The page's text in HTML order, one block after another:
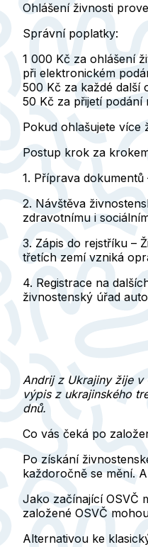
Ohlášení živnosti
Správní poplatky:
1 000 Kč za ohlášení
při elektronickém
500 Kč za každé další
50 Kč za přijetí
Pokud ohlašujete více
Postup krok za
1. Příprava dokumentů
2. Návštěva
zdravotnímu i
3. Zápis do rejstříku –
třetích zemí vzniká
4. Registrace na
živnostenský úřad
Andrij z Ukrajiny žije v
výpis z ukrajinského
dnů.
Co vás čeká po
Po získání
každoročně se mění.
Jako začínající OSVČ
založené OSVČ
Alternativou ke